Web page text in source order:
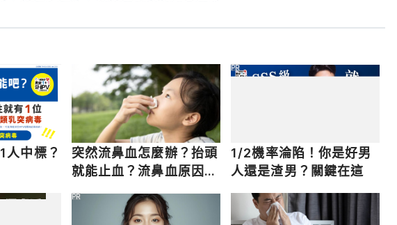
9, 2022
病原因有哪些？（台中澄清醫院）
department_listDetail1164.htm
人中標？
突然流鼻血怎麼辦？抬頭
就能止血？流鼻血原因、
1/2機率淪陷！你是好男
人還是渣男？關鍵在這
PR
PR